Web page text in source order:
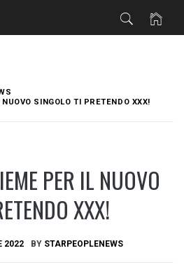
SINGOLO TI PRETENDO XXX!
PER IL NUOVO
XXX!
2022 BY STARPEOPLENEWS